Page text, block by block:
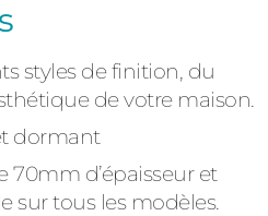
styles de finition, du
de votre maison.
dormant
70mm d’épaisseur et
sur tous les modèles.